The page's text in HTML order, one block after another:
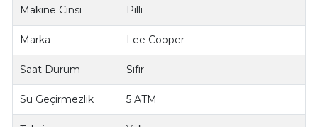
Makine Cinsi Pilli
Marka Lee Cooper
Saat Durum Sıfır
Su Geçirmezlik 5 ATM